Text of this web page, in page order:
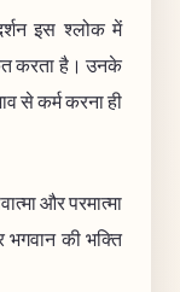
दर्शन इस श्लोक में
करता है। उनके
से कर्म करना ही
और परमात्मा
की भक्ति